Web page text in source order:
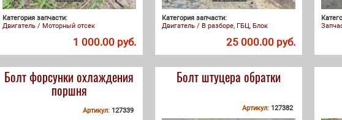
Категория запчасти:
Двигатель / Моторный отсек
1 000.00 руб.
Категория запчасти:
Двигатель / В разборе, ГБЦ, Блок
25 000.00 руб.
Болт форсунки охлаждения
поршня
Артикул: 127339
Болт штуцера обратки
Артикул: 127382